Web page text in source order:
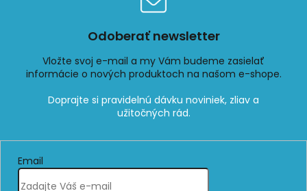
Odoberať newsletter
Vložte svoj e-mail a my Vám budeme zasielať
informácie o nových produktoch na našom e-shope.
Email